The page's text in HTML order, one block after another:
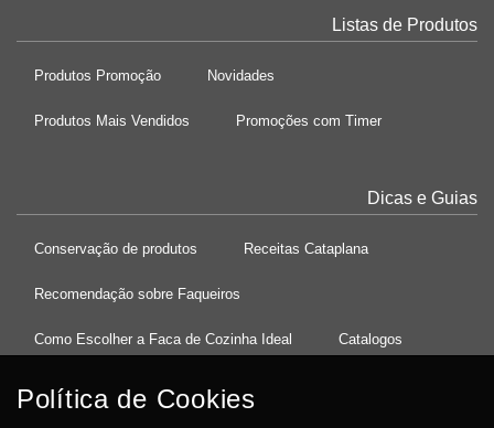
Listas de Produtos
Produtos Promoção Novidades
Produtos Mais Vendidos Promoções com Timer
Dicas e Guias
Conservação de produtos Receitas Cataplana
Recomendação sobre Faqueiros
Como Escolher a Faca de Cozinha Ideal Catalogos
Política de Cookies